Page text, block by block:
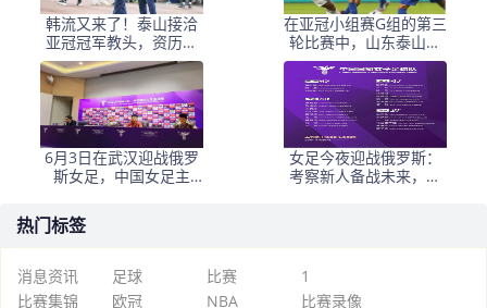
韩流又来了！泰山接洽
亚冠冠军教头，资历与
名气全面压过徐正源
在亚冠小组赛G组的第三
轮比赛中，山东泰山客
场挑战韩国球队仁
6月3日在武汉迎战俄罗
斯女足，中国女足主
女足今夜迎战俄罗斯：
考察新人备战未来，古
热门标签
消息资讯 足球 比赛
1
比赛集锦
欧冠 NBA 比赛录像